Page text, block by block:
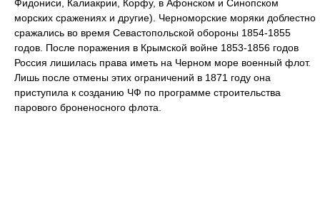
Фидониси, Калиакрии, Корфу, в Афонском и Синопском
морских сражениях и другие). Черноморские моряки доблестно
сражались во время Севастопольской обороны 1854-1855
годов. После поражения в Крымской войне 1853-1856 годов
Россия лишилась права иметь на Черном море военный флот.
Лишь после отмены этих ограничений в 1871 году она
приступила к созданию ЧФ по программе строительства
парового броненосного флота.